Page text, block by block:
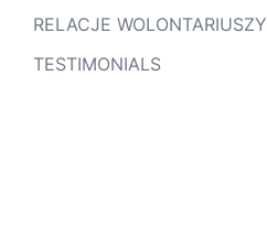
RELACJE WOLONTARIUSZY
TESTIMONIALS